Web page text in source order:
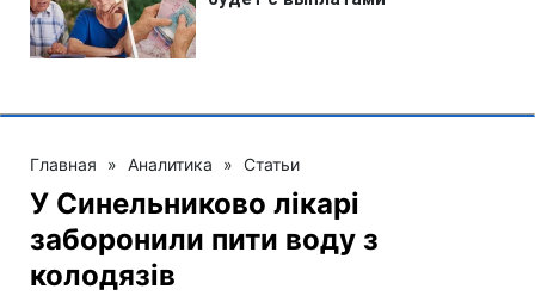
Главная » Аналитика » Статьи
У Синельниково лікарі
заборонили пити воду з
колодязів